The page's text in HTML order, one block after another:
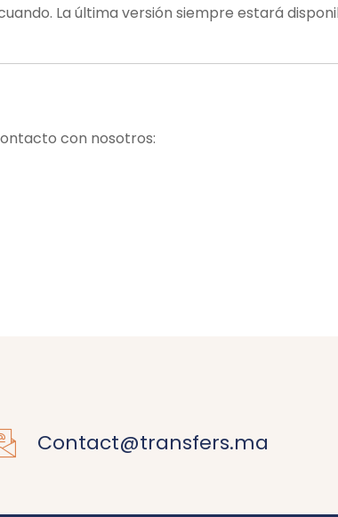
La última versión siempre estará
con nosotros:
Contact@transfers.ma